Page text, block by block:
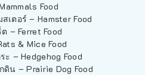
Food
เตอร์ – Hamster Food
– Ferret Food
& Mice Food
ะ – Hedgehog Food
ดิน – Prairie Dog Food